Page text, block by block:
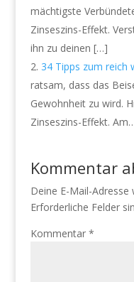
mächtigste
Zinseszins-Effekt.
ihn zu deinen […]
34 Tipps zum reich
ratsam, dass das
Gewohnheit zu wird.
Zinseszins-Effekt.
Kommentar
Deine E-Mail-
Erforderliche Felder
Kommentar *